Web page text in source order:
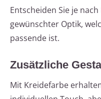
Entscheiden Sie je
gewünschter Optik,
passende ist.
Zusätzliche
Mit Kreidefarbe